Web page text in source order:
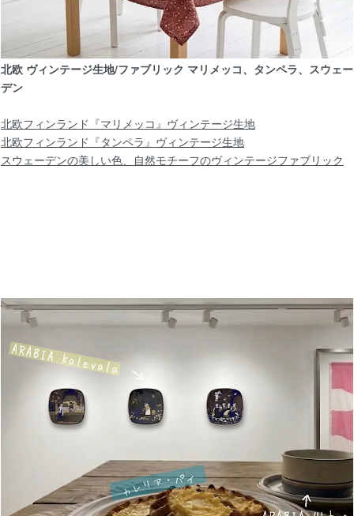
【北欧 雑貨/北欧食器 】北欧スウェーデン製
11/27
【北欧 雑貨/北欧食器】ARABIA FINELフィネ
【北欧 雑貨/北欧 インテリア】Gustavsberg
陶版UNIK婦人DAM
北欧 ヴィンテージ生地/ファブリック マリメッコ、タンペラ、スウェー
デン
北欧フィンランド『マリメッコ』ヴィンテージ生地
北欧フィンランド『タンペラ』ヴィンテージ生地
スウェーデンの美しい色、自然モチーフのヴィンテージファブリック